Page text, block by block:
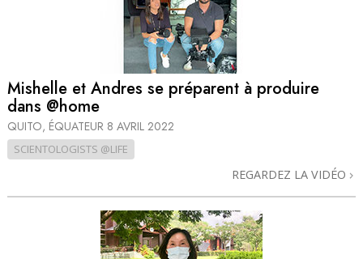
Mishelle et Andres se préparent à produire
dans @home
QUITO, ÉQUATEUR 8 AVRIL 2022
SCIENTOLOGISTS @LIFE
REGARDEZ LA VIDÉO